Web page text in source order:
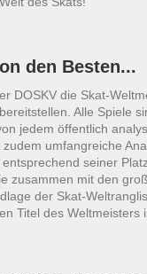
den Besten...
DOSKV die Skat-
Alle Spiele
jedem öffentlich
zudem umfangreiche
seiner
zusammen mit den
der Skat-
Titel des Weltmeisters